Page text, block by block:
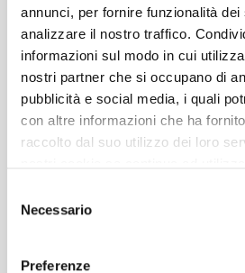
annunci, per fornire funzionalità
analizzare il nostro traffico.
informazioni sul modo in cui
nostri partner che si occupano di
pubblicità e social media, i quali
con altre informazioni che ha
raccolto dal suo utilizzo dei loro
delNecessario
Preferenze